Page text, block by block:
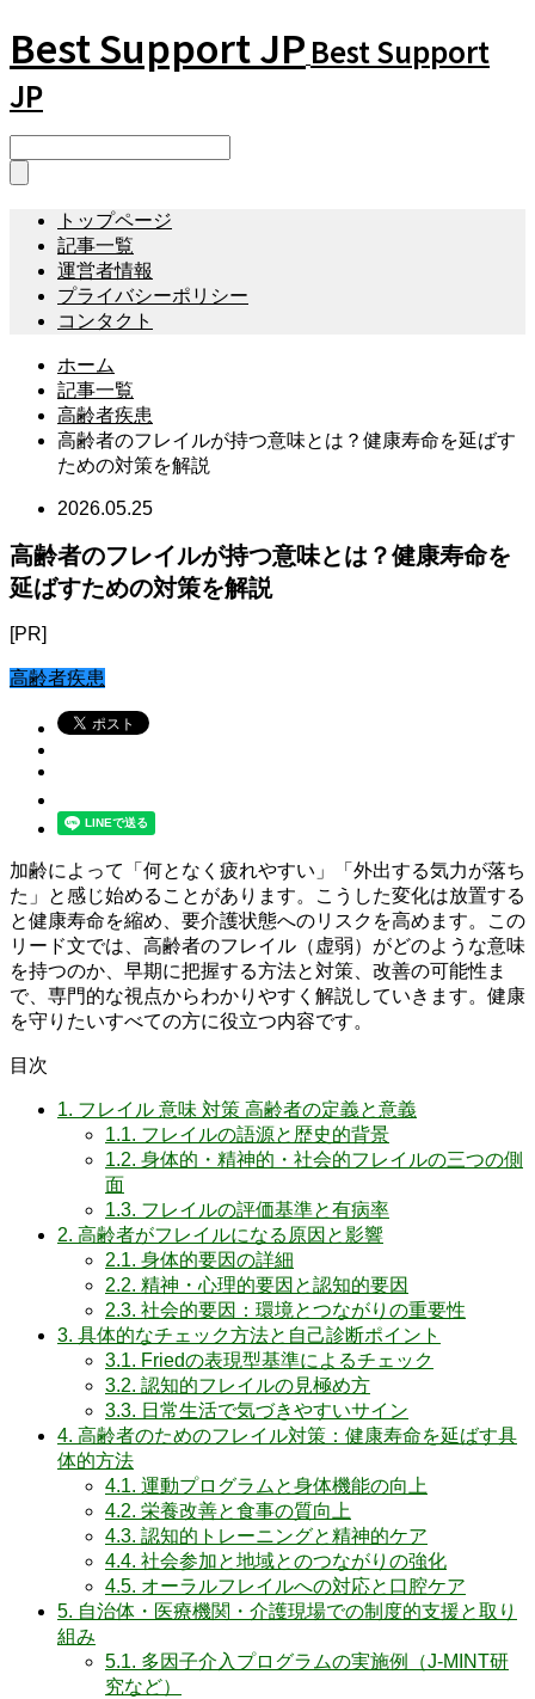
Best Support JP Best Support
JP
トップページ
記事一覧
運営者情報
プライバシーポリシー
コンタクト
ホーム
記事一覧
高齢者疾患
高齢者のフレイルが持つ意味とは？健康寿命を延ばす
ための対策を解説
2026.05.25
高齢者のフレイルが持つ意味とは？健康寿命を
延ばすための対策を解説
[PR]
高齢者疾患
加齢によって「何となく疲れやすい」「外出する気力が落ち
た」と感じ始めることがあります。こうした変化は放置する
と健康寿命を縮め、要介護状態へのリスクを高めます。この
リード文では、高齢者のフレイル（虚弱）がどのような意味
を持つのか、早期に把握する方法と対策、改善の可能性ま
で、専門的な視点からわかりやすく解説していきます。健康
を守りたいすべての方に役立つ内容です。
目次
1. フレイル 意味 対策 高齢者の定義と意義
1.1. フレイルの語源と歴史的背景
1.2. 身体的・精神的・社会的フレイルの三つの側
面
1.3. フレイルの評価基準と有病率
2. 高齢者がフレイルになる原因と影響
2.1. 身体的要因の詳細
2.2. 精神・心理的要因と認知的要因
2.3. 社会的要因：環境とつながりの重要性
3. 具体的なチェック方法と自己診断ポイント
3.1. Friedの表現型基準によるチェック
3.2. 認知的フレイルの見極め方
3.3. 日常生活で気づきやすいサイン
4. 高齢者のためのフレイル対策：健康寿命を延ばす具
体的方法
4.1. 運動プログラムと身体機能の向上
4.2. 栄養改善と食事の質向上
4.3. 認知的トレーニングと精神的ケア
4.4. 社会参加と地域とのつながりの強化
4.5. オーラルフレイルへの対応と口腔ケア
5. 自治体・医療機関・介護現場での制度的支援と取り
組み
5.1. 多因子介入プログラムの実施例（J‐MINT研
究など）